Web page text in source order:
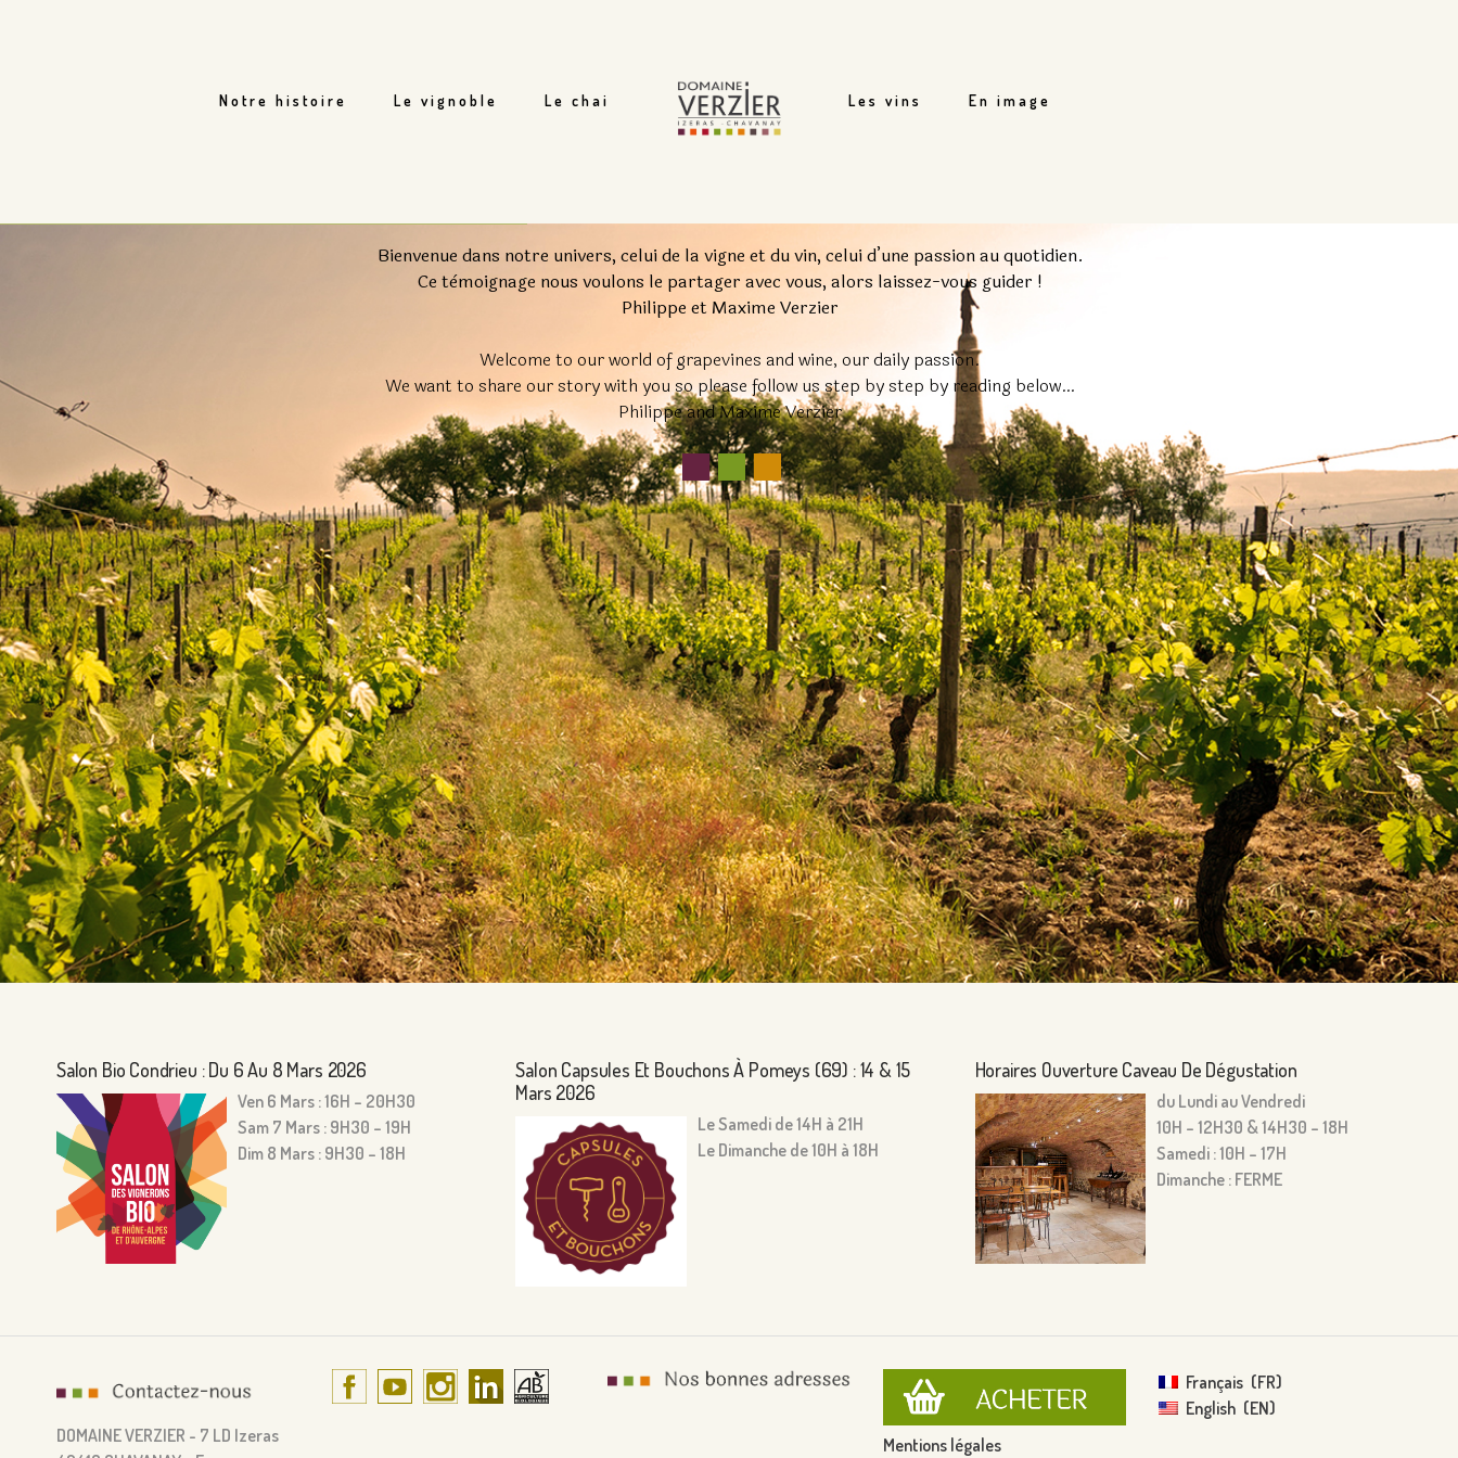
Notre histoire Le vignoble Le chai Les vins En image
Bienvenue dans notre univers, celui de la vigne et du vin, celui d’une passion au quotidien.
Ce tèmoignage nous voulons le partager avec vous, alors laissez-vous guider !
Philippe et Maxime Verzier
Welcome to our world of grapevines and wine, our daily passion.
We want to share our story with you so please follow us step by step by reading below…
Philippe and Maxime Verzier
Salon Bio Condrieu : Du 6 Au 8 Mars 2026
Ven 6 Mars : 16H – 20H30
Sam 7 Mars : 9H30 – 19H
Dim 8 Mars : 9H30 – 18H
Salon Capsules Et Bouchons À Pomeys (69) : 14 & 15
Mars 2026
Le Samedi de 14H à 21H
Le Dimanche de 10H à 18H
Horaires Ouverture Caveau De Dégustation
du Lundi au Vendredi
10H – 12H30 & 14H30 – 18H
Samedi : 10H – 17H
Dimanche : FERME
DOMAINE VERZIER - 7 LD Izeras
Mentions légales
Français
FR
English
EN